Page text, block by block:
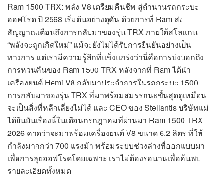
Ram 1500 TRX: พลัง V8 เตรียมคืนชีพ สู่ตำนานรถกระบะ
ออฟโรด ปี 2568 เริ่มต้นอย่างดุดัน ด้วยการที่ Ram ส่ง
สัญญาณเตือนถึงการกลับมาของรุ่น TRX ภายใต้สโลแกน
“พลังจะถูกเกิดใหม่” แม้จะยังไม่ได้รับการยืนยันอย่างเป็น
ทางการ แต่เรามีความรู้สึกที่แข็งแกร่งว่านี่คือการบ่งบอกถึง
การหวนคืนของ Ram 1500 TRX หลังจากที่ Ram ได้นำ
เครื่องยนต์ Hemi V8 กลับมาประจำการในรถกระบะ 1500
การกลับมาของรุ่น TRX ที่มาพร้อมสมรรถนะขั้นสุดดูเหมือน
จะเป็นสิ่งที่หลีกเลี่ยงไม่ได้ และ CEO ของ Stellantis บริษัทแม่
ได้ยืนยันเรื่องนี้ในเดือนกรกฎาคมที่ผ่านมา Ram 1500 TRX
2026 คาดว่าจะมาพร้อมเครื่องยนต์ V8 ขนาด 6.2 ลิตร ที่ให้
กำลังมากกว่า 700 แรงม้า พร้อมระบบช่วงล่างที่ออกแบบมา
เพื่อการลุยออฟโรดโดยเฉพาะ เราไม่ต้องรอนานเพื่อค้นพบ
รายละเอียดทั้งหมด